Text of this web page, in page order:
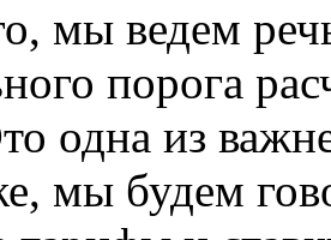
мы ведем
порога
одна из
мы будем